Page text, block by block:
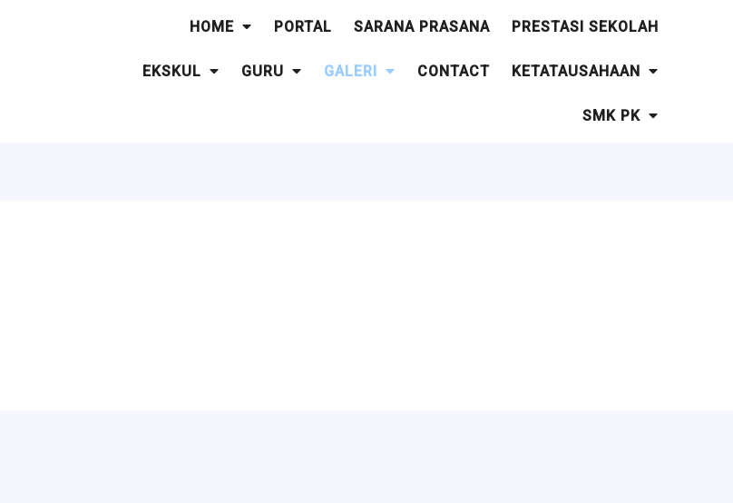
HOME PORTAL SARANA PRASANA PRESTASI SEKOLAH
EKSKUL GURU GALERI CONTACT KETATAUSAHAAN
SMK PK